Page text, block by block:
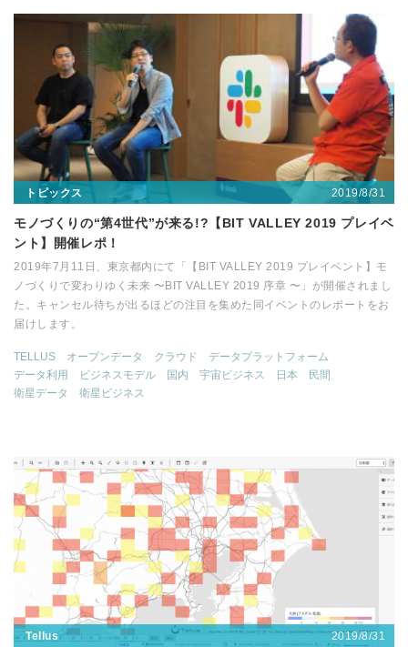
トピックス 2019/8/31
モノづくりの“第4世代”が来る!?【BIT VALLEY 2019 プレイベ
ント】開催レポ！
2019年7月11日、東京都内にて「【BIT VALLEY 2019 プレイベント】モ
ノづくりで変わりゆく未来 〜BIT VALLEY 2019 序章 〜」が開催されまし
た。キャンセル待ちが出るほどの注目を集めた同イベントのレポートをお
届けします。
TELLUS オープンデータ クラウド
データプラットフォーム
データ利用
ビジネスモデル 国内 宇宙ビジネス 日本
民間
衛星データ
衛星ビジネス
Tellus 2019/8/31